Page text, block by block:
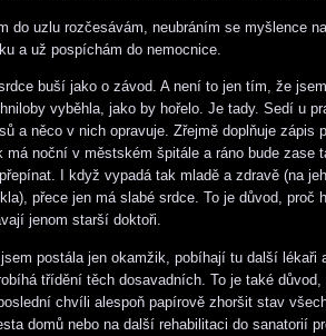
do uzlu rozčesávám, neubráním se myšlence
a už pospíchám do nemocnice.
buší jako o závod. A není to jen tím, že
vyběhla, jako by hořelo. Je tady. Sedí u
a něco v nich opravuje. Zřejmě doplňuje zápis
noční v městském špitále a ráno bude zase
I když vypadá tak mladě a zdravě (na
přece jen má slabé srdce. To je důvod, proč
jenom starší doktoři.
postála jen okamžik, pobíhají tu další lékaři
třídění těch dosavadních. To je také důvod,
chvíli alespoň papírově zhoršit stav
domů nebo na další rehabilitaci do sanatorií